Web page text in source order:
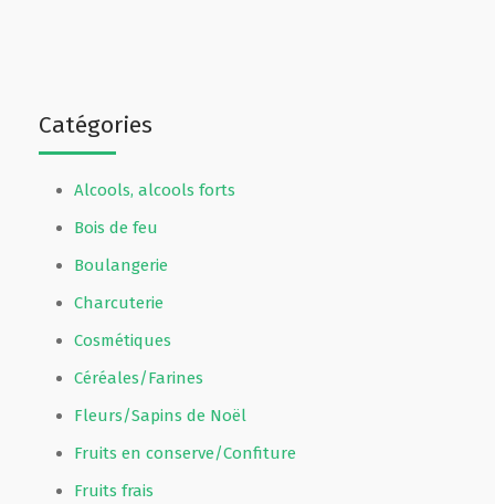
Catégories
Alcools, alcools forts
Bois de feu
Boulangerie
Charcuterie
Cosmétiques
Céréales/Farines
Fleurs/Sapins de Noël
Fruits en conserve/Confiture
Fruits frais